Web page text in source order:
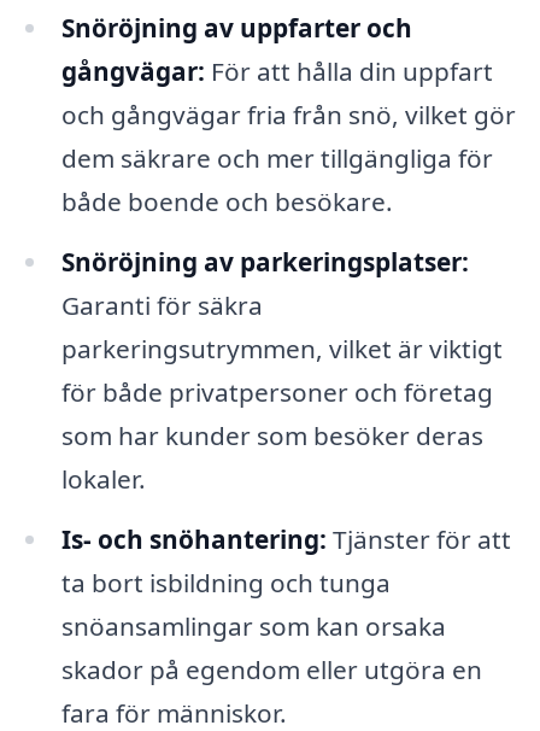
Snöröjning av uppfarter och
gångvägar: För att hålla din uppfart
och gångvägar fria från snö, vilket gör
dem säkrare och mer tillgängliga för
både boende och besökare.
Snöröjning av parkeringsplatser:
Garanti för säkra
parkeringsutrymmen, vilket är viktigt
för både privatpersoner och företag
som har kunder som besöker deras
lokaler.
Is- och snöhantering: Tjänster för att
ta bort isbildning och tunga
snöansamlingar som kan orsaka
skador på egendom eller utgöra en
fara för människor.